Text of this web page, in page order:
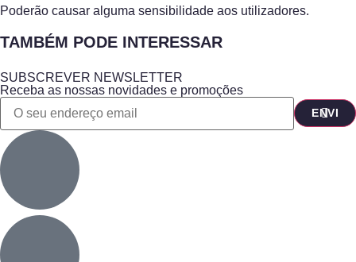
Poderão causar alguma sensibilidade aos utilizadores.
TAMBÉM PODE INTERESSAR
SUBSCREVER NEWSLETTER
Receba as nossas novidades e promoções